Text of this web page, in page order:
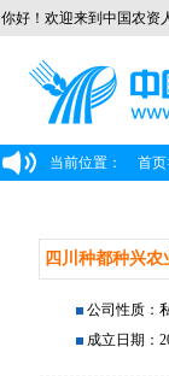
你好！欢迎来到中国农资
当前位置： 首页
四川种都种兴农
公司性
成立日期